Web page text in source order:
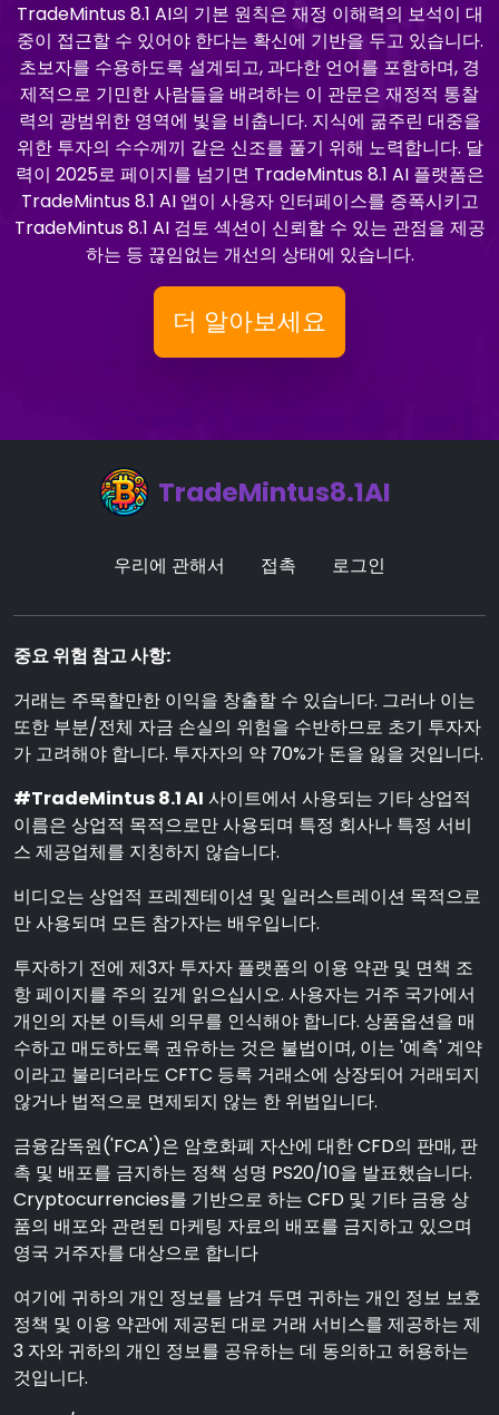
TradeMintus 8.1 AI의 기본 원칙은 재정 이해력의 보석이 대
중이 접근할 수 있어야 한다는 확신에 기반을 두고 있습니다.
초보자를 수용하도록 설계되고, 과다한 언어를 포함하며, 경
제적으로 기민한 사람들을 배려하는 이 관문은 재정적 통찰
력의 광범위한 영역에 빛을 비춥니다. 지식에 굶주린 대중을
위한 투자의 수수께끼 같은 신조를 풀기 위해 노력합니다. 달
력이 2025로 페이지를 넘기면 TradeMintus 8.1 AI 플랫폼은
TradeMintus 8.1 AI 앱이 사용자 인터페이스를 증폭시키고
TradeMintus 8.1 AI 검토 섹션이 신뢰할 수 있는 관점을 제공
하는 등 끊임없는 개선의 상태에 있습니다.
더 알아보세요
TradeMintus8.1AI
우리에 관해서 접촉 로그인
중요 위험 참고 사항:
거래는 주목할만한 이익을 창출할 수 있습니다. 그러나 이는
또한 부분/전체 자금 손실의 위험을 수반하므로 초기 투자자
가 고려해야 합니다. 투자자의 약 70%가 돈을 잃을 것입니다.
#TradeMintus 8.1 AI 사이트에서 사용되는 기타 상업적
이름은 상업적 목적으로만 사용되며 특정 회사나 특정 서비
스 제공업체를 지칭하지 않습니다.
비디오는 상업적 프레젠테이션 및 일러스트레이션 목적으로
만 사용되며 모든 참가자는 배우입니다.
투자하기 전에 제3자 투자자 플랫폼의 이용 약관 및 면책 조
항 페이지를 주의 깊게 읽으십시오. 사용자는 거주 국가에서
개인의 자본 이득세 의무를 인식해야 합니다. 상품옵션을 매
수하고 매도하도록 권유하는 것은 불법이며, 이는 '예측' 계약
이라고 불리더라도 CFTC 등록 거래소에 상장되어 거래되지
않거나 법적으로 면제되지 않는 한 위법입니다.
금융감독원('FCA')은 암호화폐 자산에 대한 CFD의 판매, 판
촉 및 배포를 금지하는 정책 성명 PS20/10을 발표했습니다.
Cryptocurrencies를 기반으로 하는 CFD 및 기타 금융 상
품의 배포와 관련된 마케팅 자료의 배포를 금지하고 있으며
영국 거주자를 대상으로 합니다
여기에 귀하의 개인 정보를 남겨 두면 귀하는 개인 정보 보호
정책 및 이용 약관에 제공된 대로 거래 서비스를 제공하는 제
3 자와 귀하의 개인 정보를 공유하는 데 동의하고 허용하는
것입니다.